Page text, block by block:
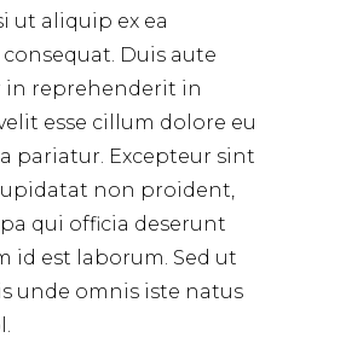
ut aliquip ex ea
Duis aute
in reprehenderit in
esse cillum dolore eu
pariatur. Excepteur sint
non proident,
qui officia deserunt
id est laborum. Sed ut
unde omnis iste natus